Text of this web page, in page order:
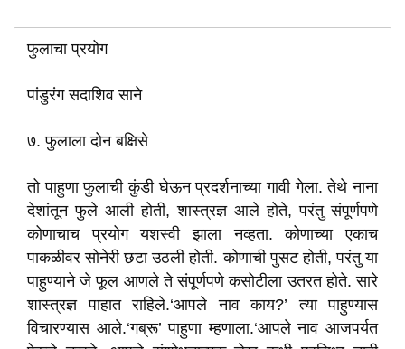
फुलाचा प्रयोग
पांडुरंग सदाशिव साने
७. फुलाला दोन बक्षिसे
तो पाहुणा फुलाची कुंडी घेऊन प्रदर्शनाच्या गावी गेला. तेथे नाना
देशांतून फुले आली होती, शास्त्रज्ञ आले होते, परंतु संपूर्णपणे
कोणाचाच प्रयोग यशस्वी झाला नव्हता. कोणाच्या एकाच
पाकळीवर सोनेरी छटा उठली होती. कोणाची पुसट होती, परंतु या
पाहुण्याने जे फूल आणले ते संपूर्णपणे कसोटीला उतरत होते. सारे
शास्त्रज्ञ पाहात राहिले.‘आपले नाव काय?’ त्या पाहुण्यास
विचारण्यास आले.‘गब्रू’ पाहुणा म्हणाला.‘आपले नाव आजपर्यत